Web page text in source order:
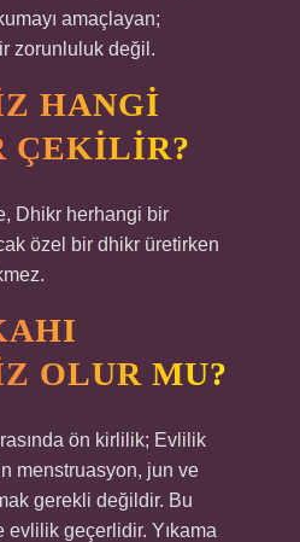
amaçlayan;
zorunluluk değil.
HANGI
ÇEKILIR?
Dhikr herhangi bir
özel bir dhikr üretirken
OLUR MU?
ön kirlilik; Evlilik
menstruasyon, jun ve
gerekli değildir. Bu
geçerlidir. Yıkama